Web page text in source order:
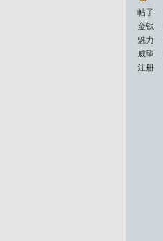
帖子
金钱
魅力
威望
注册